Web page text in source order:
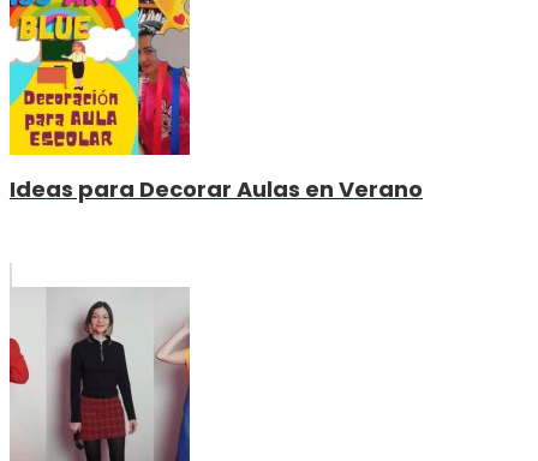
Ideas para Decorar Aulas en Verano